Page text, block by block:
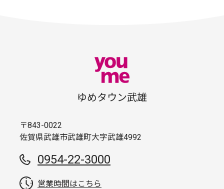
ゆめタウン武雄
〒843-0022
佐賀県武雄市武雄町大字武雄4992
0954-22-3000
営業時間はこちら